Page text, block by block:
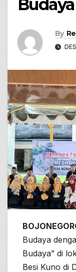
Budaya
By
Budaya
Budaya” di
Besi Kuno di